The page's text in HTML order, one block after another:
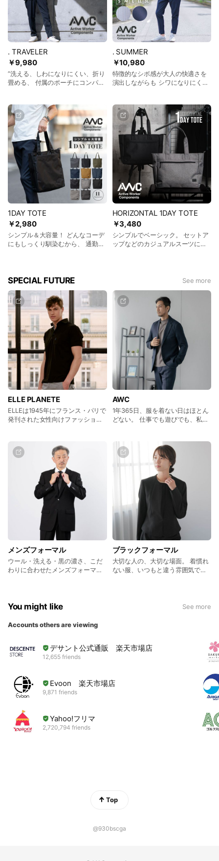
￥9,980
. TRAVELER
”洗える、しわになりにくい、折り
畳める、 付属のポーチにコンパク
ージーケアに特化したトラベラー
セットアップ。
￥10,980
. SUMMER
特徴的なシボ感が大人の快適さを
演出しながらも シワになりにくい
ときちんと感が両立できるシアサ
ッカーのセットアップ
￥2,980
1DAY TOTE
シンプル＆大容量！ どんなコーデ
にもしっくり馴染むから、 通勤・
ートバック！
￥3,480
HORIZONTAL 1DAY TOTE
シンプルでベーシック。 セットア
ップなどのカジュアルスーツに合
量のメインルームの他に 内側には
２個・ファスナーポケット。 計５
つのポケットを配置。 外側にはA4
サイズがすっぽり入るファスナー
ポケットとマジックテープポケッ
ト。 更に簡易的なペットボトルホ
ルダーも両脇に配置。
SPECIAL FUTURE See more
ELLE PLANETE
ELLEは1945年にフランス・パリで
発刊された女性向けファッション
ブランドとして世界で展開されて
います。 ELLE PLANETEは その
ELLEのDNAを受け継ぎ、 シック
＆カジュアル、ベーシック＆トレ
ンディなど 相反するスタイルをミ
ックスし、 さりげないディティー
ルで 「今らしい」フレンチスタイ
ルを表現した コレクションを提案
で、 アクティブに行動する全ての
AWC
1年365日、服を着ない日はほとん
どない。 仕事でも遊びでも、私た
の当たり前だと思ってた。 AWCは
そんな常識を覆すことを目標に、
いつ、どこで、だれが着ても、最
高のパフォーマンスが発揮できる
アイテムを創って行きます。 新し
い時代には、新しい服(ウエア)
ア
メンズフォーマル
ウール・洗える・黒の濃さ、こだ
わりに合わせたメンズフォーマル
ブラックフォーマル
大切な人の、大切な場面。 着慣れ
ない服、いつもと違う雰囲気でも
だわりのブラックフォーマルを。
You might like See more
Accounts others are viewing
デサント公式通販 楽天市場店
12,655 friends
Evoon 楽天市場店
9,871 friends
Yahoo!フリマ
2,720,794 friends
Top
@930bscga